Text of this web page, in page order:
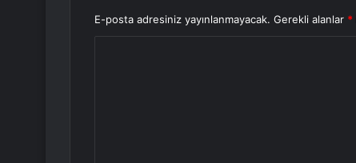
E-posta adresiniz yayınlanmayacak. Gerekli alanlar *